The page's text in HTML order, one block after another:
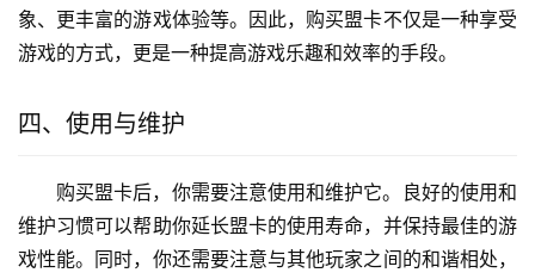
象、更丰富的游戏体验等。因此，购买盟卡不仅是一种享受
游戏的方式，更是一种提高游戏乐趣和效率的手段。
四、使用与维护
购买盟卡后，你需要注意使用和维护它。良好的使用和
维护习惯可以帮助你延长盟卡的使用寿命，并保持最佳的游
戏性能。同时，你还需要注意与其他玩家之间的和谐相处，